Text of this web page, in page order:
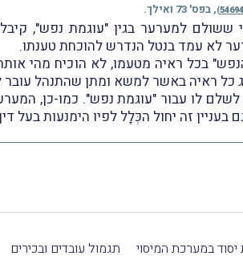
), בפס' 73 ואילך.
ששולם למערער בגין "עוגמת נפש",
לא עמד בנטל הנדרש להוכחת טענתו.
בכל ראיה מטעמו, לא הוכיח מהי
ראיה באשר למשא ומתן שהתנהל
לו עבור "עוגמת נפש". כמו-כן,
זה יחול הכְּלָל לפיו הימנעות בעל
יסוד במערכת המיסוי תגמול עובדים ובכירים